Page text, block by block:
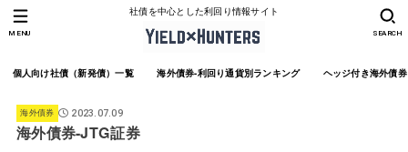
社債を中心とした利回り情報サイト
個人向け社債（新発債）一覧 海外債券-利回り通貨別ランキング ヘッジ付き海外債
SEARCH
MENU
海外債券 2023.07.09
海外債券-JTG証券